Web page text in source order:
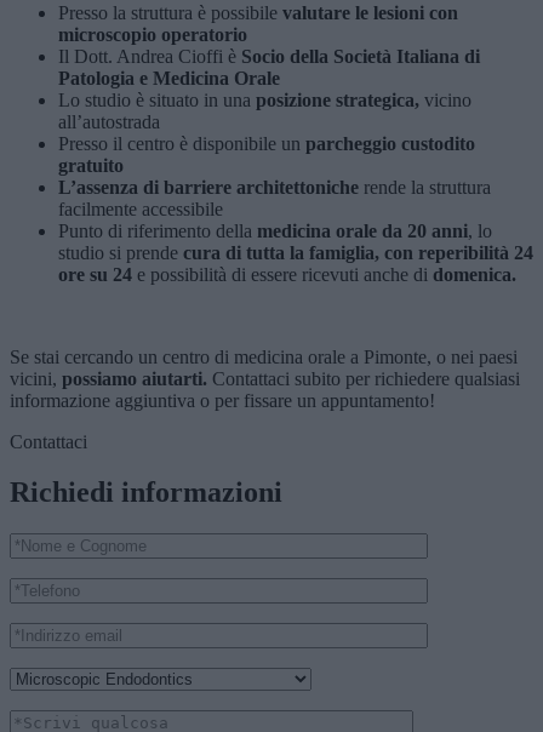
Presso la struttura è possibile valutare le lesioni con
microscopio operatorio
Il Dott. Andrea Cioffi è Socio della Società Italiana di
Patologia e Medicina Orale
Lo studio è situato in una posizione strategica, vicino
all’autostrada
Presso il centro è disponibile un parcheggio custodito
gratuito
L’assenza di barriere architettoniche rende la struttura
facilmente accessibile
Punto di riferimento della medicina orale da 20 anni, lo
studio si prende cura di tutta la famiglia, con reperibilità 24
ore su 24 e possibilità di essere ricevuti anche di domenica.
Se stai cercando un centro di medicina orale a Pimonte, o nei paesi
vicini, possiamo aiutarti. Contattaci subito per richiedere qualsiasi
informazione aggiuntiva o per fissare un appuntamento!
Contattaci
Richiedi informazioni